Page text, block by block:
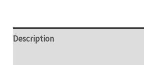
Description